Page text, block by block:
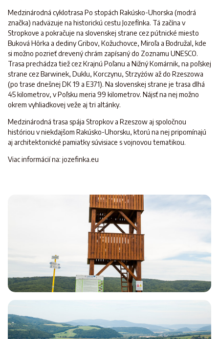
Medzinárodná cyklotrasa Po stopách Rakúsko-Uhorska (modrá
značka) nadväzuje na historickú cestu Jozefínka. Tá začína v
Stropkove a pokračuje na slovenskej strane cez pútnické miesto
Buková Hôrka a dediny Gribov, Kožuchovce, Miroľa a Bodružal, kde
si možno pozrieť drevený chrám zapísaný do Zoznamu UNESCO.
Trasa prechádza tiež cez Krajnú Poľanu a Nižný Komárnik, na poľskej
strane cez Barwinek, Duklu, Korczynu, Strzyżów až do Rzeszowa
(po trase dnešnej DK 19 a E371). Na slovenskej strane je trasa dlhá
45 kilometrov, v Poľsku meria 99 kilometrov. Nájsť na nej možno
okrem vyhliadkovej veže aj tri altánky.
Medzinárodná trasa spája Stropkov a Rzeszow aj spoločnou
históriou v niekdajšom Rakúsko-Uhorsku, ktorú na nej pripomínajú
aj architektonické pamiatky súvisiace s vojnovou tematikou.
Viac informácií na: jozefinka.eu